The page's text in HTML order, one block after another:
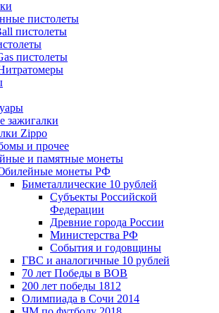
пистолеты
пистолеты
пистолеты
зажигалки
Zippo
и прочее
и памятные монеты
монеты РФ
Биметаллические 10 рублей
Субъекты Российской
Федерации
Древние города России
Министерства РФ
События и годовщины
ГВС и аналогичные 10 рублей
70 лет Победы в ВОВ
200 лет победы 1812
Олимпиада в Сочи 2014